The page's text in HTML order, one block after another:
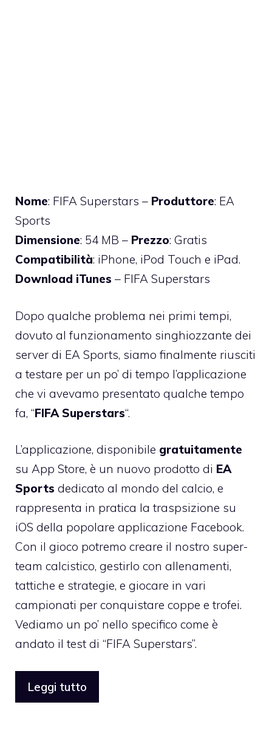
Nome: FIFA Superstars – Produttore: EA
Sports
Dimensione: 54 MB – Prezzo: Gratis
Compatibilità: iPhone, iPod Touch e iPad.
Download iTunes – FIFA Superstars
Dopo qualche problema nei primi tempi,
dovuto al funzionamento singhiozzante dei
server di EA Sports, siamo finalmente riusciti
a testare per un po’ di tempo l’applicazione
che vi avevamo presentato qualche tempo
fa, “FIFA Superstars“.
L’applicazione, disponibile gratuitamente
su App Store, è un nuovo prodotto di EA
Sports dedicato al mondo del calcio, e
rappresenta in pratica la traspsizione su
iOS della popolare applicazione Facebook.
Con il gioco potremo creare il nostro super-
team calcistico, gestirlo con allenamenti,
tattiche e strategie, e giocare in vari
campionati per conquistare coppe e trofei.
Vediamo un po’ nello specifico come è
andato il test di “FIFA Superstars”.
Leggi tutto